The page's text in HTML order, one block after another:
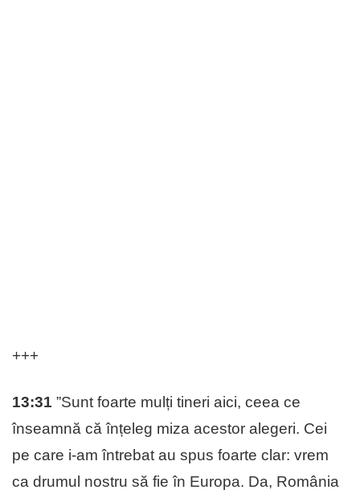
+++
13:31 ”Sunt foarte mulți tineri aici, ceea ce
înseamnă că înțeleg miza acestor alegeri. Cei
pe care i-am întrebat au spus foarte clar: vrem
ca drumul nostru să fie în Europa. Da, România